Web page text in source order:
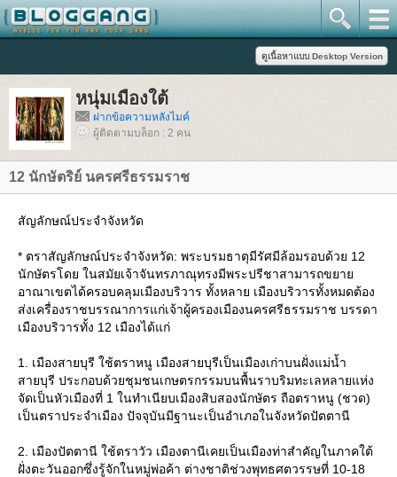
หนุ่มเมืองใต้
ฝากข้อความหลังไมค์
ผู้ติดตามบล็อก : 2 คน
12 นักษัตริย์ นครศรีธรรมราช
สัญลักษณ์ประจำจังหวัด
* ตราสัญลักษณ์ประจำจังหวัด: พระบรมธาตุมีรัศมีล้อมรอบด้วย 12
นักษัตรโดย ในสมัยเจ้าจันทรภาณุทรงมีพระปรีชาสามารถขยา
อาณาเขตได้ครอบคลุมเมืองบริวาร ทั้งหลาย เมืองบริวารทั้งหมดต้อง
ส่งเครื่องราชบรรณาการแก่เจ้าผู้ครองเมืองนครศรีธรรมราช บรรดา
เมืองบริวารทั้ง 12 เมืองได้แก่
1. เมืองสายบุรี ใช้ตราหนู เมืองสายบุรีเป็นเมืองเก่าบนฝั่งแม่น้ำ
สายบุรี ประกอบด้วยชุมชนเกษตรกรรมบนพื้นราบริมทะเลหลายแห่ง
จัดเป็นหัวเมืองที่ 1 ในทำเนียบเมืองสิบสองนักษัตร ถือตราหนู (ชวด)
เป็นตราประจำเมือง ปัจจุบันมีฐานะเป็นอำเภอในจังหวัดปัตตานี
2. เมืองปัตตานี ใช้ตราวัว เมืองตานีเคยเป็นเมืองท่าสำคัญในภาคใต้
ฝั่งตะวันออกซึ่งรู้จักในหมู่พ่อค้า ต่างชาติช่วงพุทธศตวรรษที่ 10-18